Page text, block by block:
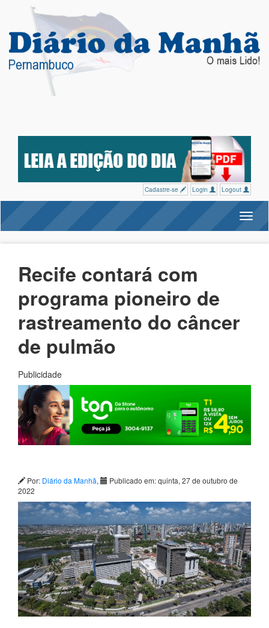
Cadastre-se Login Logout
Recife contará com
programa pioneiro de
rastreamento do câncer
de pulmão
Publicidade
Por: Diário da Manhã,
Publicado em: quinta, 27 de outubro de
2022